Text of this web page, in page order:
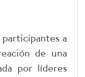
participantes a
de una
por líderes